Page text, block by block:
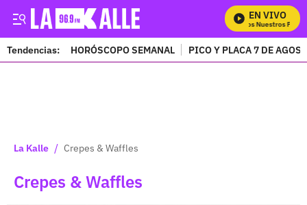
EN VIVO
Mira Todos Nuestros
Tendencias: HORÓSCOPO SEMANAL PICO Y PLACA 7 DE
La Kalle / Crepes & Waffles
Crepes & Waffles